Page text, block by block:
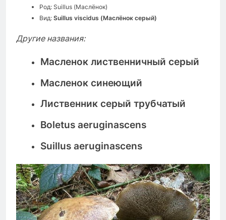
Род: Suillus (Маслёнок)
Вид: Suillus viscidus (Маслёнок серый)
Другие названия:
Масленок лиственничный серый
Масленок синеющий
Лиственник серый трубчатый
Boletus aeruginascens
Suillus aeruginascens